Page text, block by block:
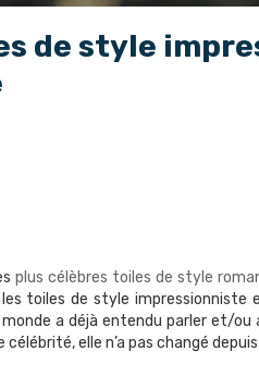
de style
plus célèbres toiles de style
toiles de style impressionniste
a déjà entendu parler et/ou
elle n’a pas changé